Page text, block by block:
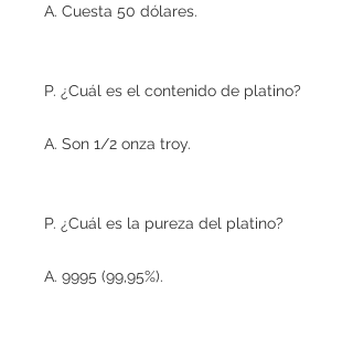
A. Cuesta 50 dólares.
P. ¿Cuál es el contenido de platino?
A. Son 1/2 onza troy.
P. ¿Cuál es la pureza del platino?
A. 9995 (99,95%).